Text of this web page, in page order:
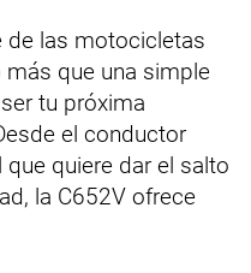
de las motocicletas
que una simple
tu próxima
el conductor
quiere dar el salto
la C652V ofrece